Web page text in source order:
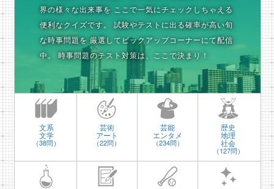
界の様々な出来事を ここで一気にチェックしちゃえる
便利なクイズです。
試験やテストに出る確率が高い旬
な時事問題を 厳選してピックアップコーナーにて配信
中。
時事問題のテスト対策は、ここで決まり！
文系
文学
（38問）
芸術
アート
（22問）
芸能
エンタメ
（234問）
歴史
地理
社会
（127問）